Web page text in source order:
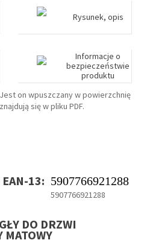
Rysunek, opis
Informacje o
bezpieczeństwie
produktu
on wpuszczany w powierzchnię
się w pliku PDF.
EAN-13: 5907766921288
5907766921288
DO DRZWI
MATOWY